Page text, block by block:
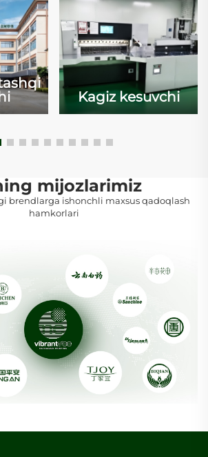
Kagiz kesuvchi
mijozlarimiz
brendlarga ishonchli maxsus qadoqlash
hamkorlari